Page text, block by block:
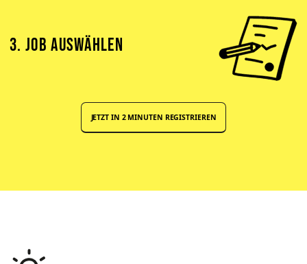
3. JOB AUSWÄHLEN
JETZT IN 2 MINUTEN REGISTRIEREN